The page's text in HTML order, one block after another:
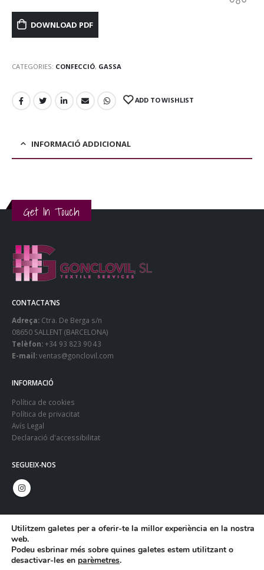
DOWNLOAD PDF
CATEGORIES: CONFECCIÓ, GASSA
ADD TO WISHLIST
INFORMACIÓ ADDICIONAL
Get In Touch
CONTACTA’NS
Adreça: Ctra. De Berga s/n
08650 SALLENT (BARCELONA)
Telèfon:+34 93 823 90 43
E-mail:ventas@gonclovil.com
INFORMACIÓ
Política de cookies
Política de privacitat
Avís Legal
Declaració d'accessibilitat
SEGUEIX-NOS
Utilitzem galetes per a oferir-te la millor experiència en la nostra
web.
Podeu esbrinar més sobre quines galetes estem utilitzant o
desactivar-les en parèmetres.